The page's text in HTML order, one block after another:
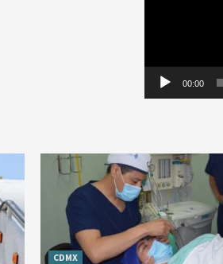
00:00
CDMX